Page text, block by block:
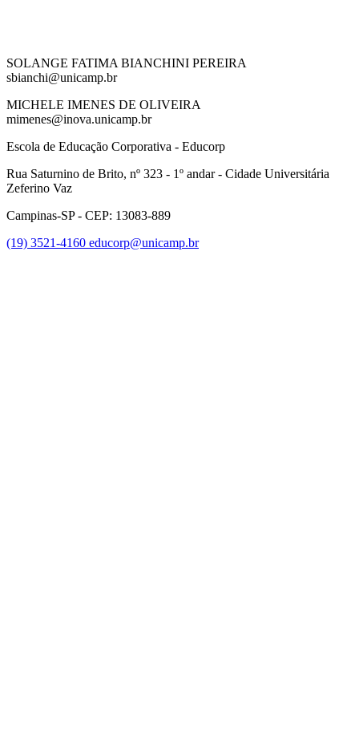
SOLANGE FATIMA BIANCHINI PEREIRA
sbianchi@unicamp.br
MICHELE IMENES DE OLIVEIRA
mimenes@inova.unicamp.br
Escola de Educação Corporativa - Educorp
Rua Saturnino de Brito, nº 323 - 1º andar - Cidade Universitária
Zeferino Vaz
Campinas-SP - CEP: 13083-889
(19) 3521-4160 educorp@unicamp.br